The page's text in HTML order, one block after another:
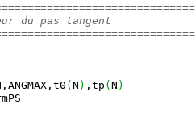
du pas tangent
(N ) ,tp (N )